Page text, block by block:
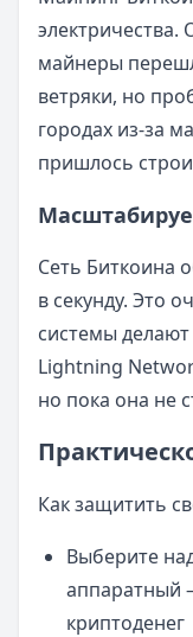
майнеры
ветряки, но
городах из-за
пришлось
Сеть Биткоина
в секунду. Это
системы
Lightning
но пока она не
Как защитить
Выберите
аппаратный
криптоденег